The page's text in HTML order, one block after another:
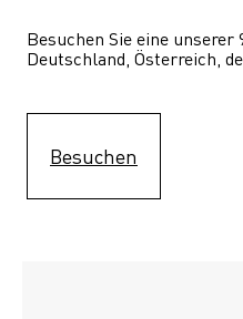
Besuchen Sie eine
Deutschland, Österreich,
Besuchen